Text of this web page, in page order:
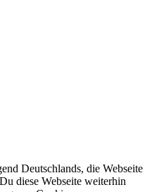
Deutschlands, die Webseite
diese Webseite weiterhin